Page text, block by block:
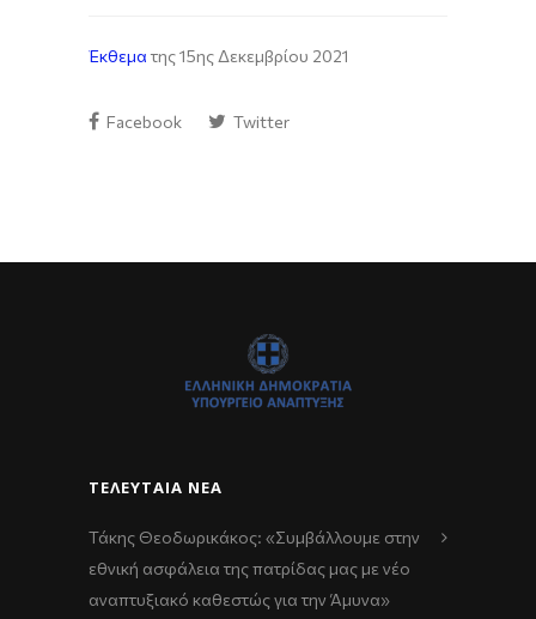
Έκθεμα της 15ης Δεκεμβρίου 2021
Facebook Twitter
ΤΕΛΕΥΤΑΊΑ ΝΈΑ
Τάκης Θεοδωρικάκος: «Συμβάλλουμε στην
εθνική ασφάλεια της πατρίδας μας με νέο
αναπτυξιακό καθεστώς για την Άμυνα»